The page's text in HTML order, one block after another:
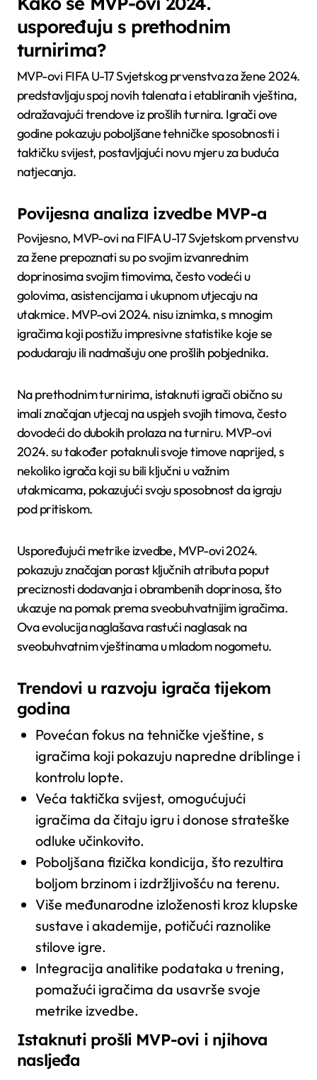
uspoređuju s prethodnim
turnirima?
MVP-ovi FIFA U-17 Svjetskog prvenstva za žene 2024.
predstavljaju spoj novih talenata i etabliranih vještina,
odražavajući trendove iz prošlih turnira. Igrači ove
godine pokazuju poboljšane tehničke sposobnosti i
taktičku svijest, postavljajući novu mjeru za buduća
natjecanja.
Povijesna analiza izvedbe MVP-a
Povijesno, MVP-ovi na FIFA U-17 Svjetskom prvenstvu
za žene prepoznati su po svojim izvanrednim
doprinosima svojim timovima, često vodeći u
golovima, asistencijama i ukupnom utjecaju na
utakmice. MVP-ovi 2024. nisu iznimka, s mnogim
igračima koji postižu impresivne statistike koje se
podudaraju ili nadmašuju one prošlih pobjednika.
Na prethodnim turnirima, istaknuti igrači obično su
imali značajan utjecaj na uspjeh svojih timova, često
dovodeći do dubokih prolaza na turniru. MVP-ovi
2024. su također potaknuli svoje timove naprijed, s
nekoliko igrača koji su bili ključni u važnim
utakmicama, pokazujući svoju sposobnost da igraju
pod pritiskom.
Uspoređujući metrike izvedbe, MVP-ovi 2024.
pokazuju značajan porast ključnih atributa poput
preciznosti dodavanja i obrambenih doprinosa, što
ukazuje na pomak prema sveobuhvatnijim igračima.
Ova evolucija naglašava rastući naglasak na
sveobuhvatnim vještinama u mladom nogometu.
Trendovi u razvoju igrača tijekom
godina
Povećan fokus na tehničke vještine, s
igračima koji pokazuju napredne driblinge i
kontrolu lopte.
Veća taktička svijest, omogućujući
igračima da čitaju igru i donose strateške
odluke učinkovito.
Poboljšana fizička kondicija, što rezultira
boljom brzinom i izdržljivošću na terenu.
Više međunarodne izloženosti kroz klupske
sustave i akademije, potičući raznolike
stilove igre.
Integracija analitike podataka u trening,
pomažući igračima da usavrše svoje
metrike izvedbe.
Istaknuti prošli MVP-ovi i njihova
nasljeđa